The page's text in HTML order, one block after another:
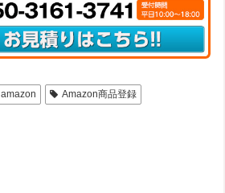
amazon Amazon商品登録